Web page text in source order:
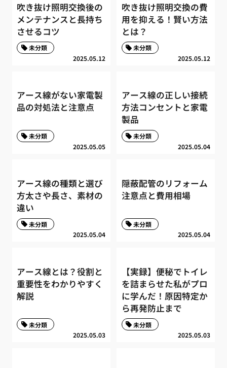
吹き抜け照明交換後の
メンテナンスと長持ち
させるコツ
2025.05.12
未分類
吹き抜け照明交換の費
用を抑える！賢い方法
とは？
2025.05.12
未分類
アース線がない家電製
品の対処法と注意点
2025.05.05
未分類
アース線の正しい接続
方法コンセントと家電
製品
2025.05.04
未分類
アース線の種類と選び
方太さや長さ、素材の
違い
2025.05.04
未分類
隠蔽配管のリフォーム
注意点と費用相場
2025.05.04
未分類
アース線とは？役割と
重要性をわかりやすく
解説
2025.05.03
未分類
【実録】便秘でトイレ
を詰まらせた私がプロ
に学んだ！原因特定か
ら再発防止まで
2025.05.03
未分類